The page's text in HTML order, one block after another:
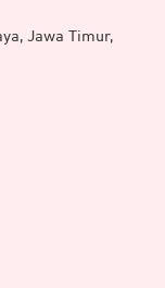
Jawa Timur,